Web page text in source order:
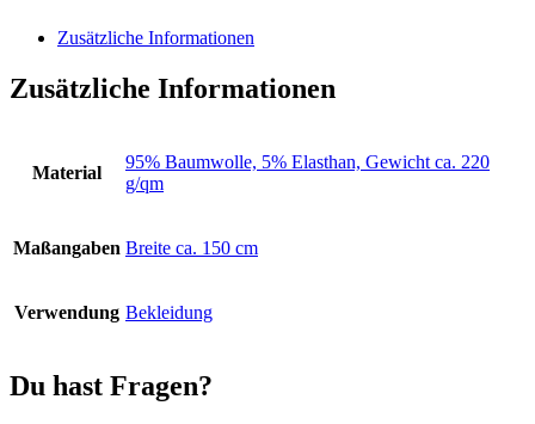
Zusätzliche Informationen
Zusätzliche Informationen
Material
95% Baumwolle, 5% Elasthan, Gewicht ca. 220
g/qm
Maßangaben Breite ca. 150 cm
Verwendung Bekleidung
Du hast Fragen?